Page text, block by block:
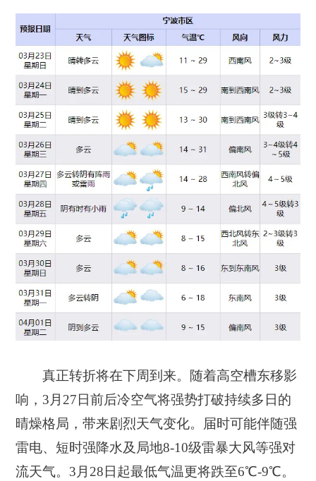
真正转折将在下周到来。随着高空槽东移影
响，3月27日前后冷空气将强势打破持续多日的
晴燥格局，带来剧烈天气变化。届时可能伴随强
雷电、短时强降水及局地8-10级雷暴大风等强对
流天气。3月28日起最低气温更将跌至6℃-9℃。